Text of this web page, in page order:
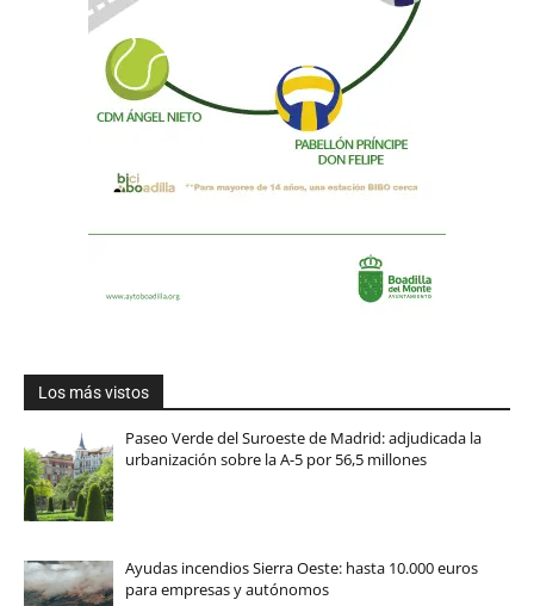
Los más vistos
Paseo Verde del Suroeste de Madrid: adjudicada la
urbanización sobre la A-5 por 56,5 millones
Ayudas incendios Sierra Oeste: hasta 10.000 euros
para empresas y autónomos